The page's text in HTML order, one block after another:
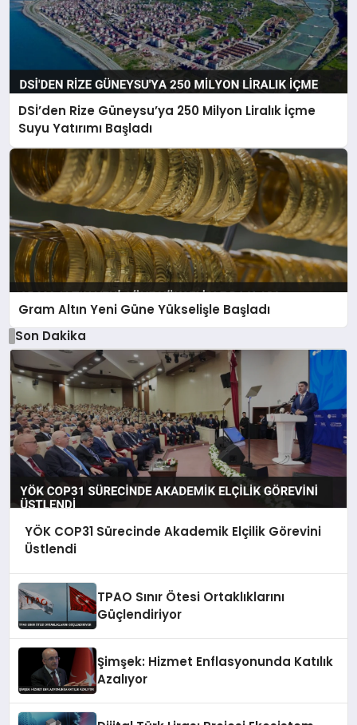
DSİ’den Rize Güneysu’ya 250 Milyon Liralık İçme
Suyu Yatırımı Başladı
Gram Altın Yeni Güne Yükselişle Başladı
Son Dakika
YÖK COP31 Sürecinde Akademik Elçilik Görevini
Üstlendi
TPAO Sınır Ötesi Ortaklıklarını
Güçlendiriyor
Şimşek: Hizmet Enflasyonunda Katılık
Azalıyor